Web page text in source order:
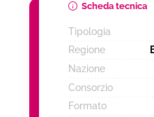
Scheda tecnica
Tipologia
Regione
Nazione
Consorzio
Formato